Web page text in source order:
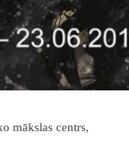
mākslas centrs,